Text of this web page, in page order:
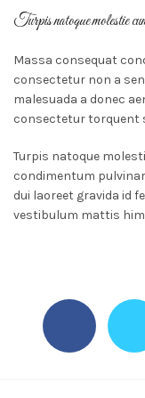
Turpis natoque molestie
Massa consequat
consectetur non a
malesuada a donec
consectetur torquent
Turpis natoque
condimentum
dui laoreet gravida id
vestibulum mattis